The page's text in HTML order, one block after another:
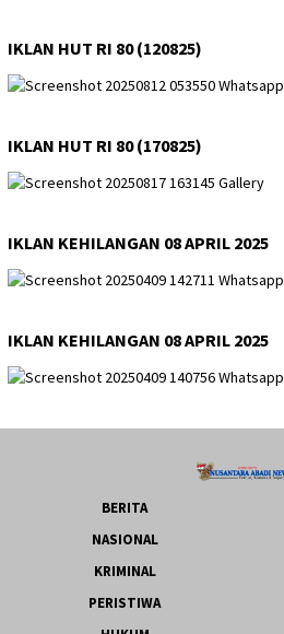
IKLAN HUT RI 80 (120825)
IKLAN HUT RI 80 (170825)
IKLAN KEHILANGAN 08 APRIL 2025
IKLAN KEHILANGAN 08 APRIL 2025
BERITA
NASIONAL
KRIMINAL
PERISTIWA